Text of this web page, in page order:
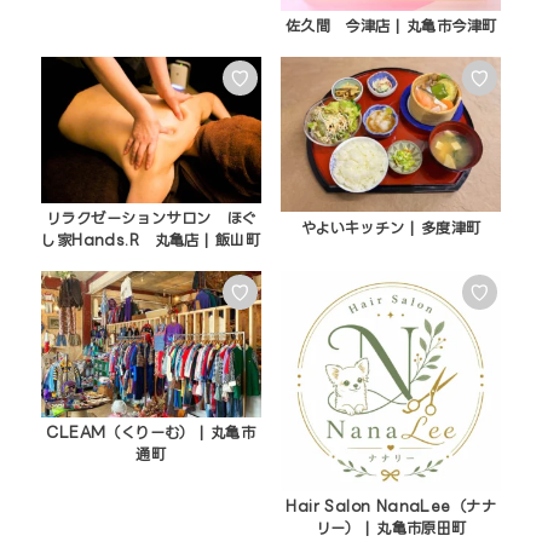
佐久間 今津店 | 丸亀市今津町
♡
リラクゼーションサロン ほぐ
し家Hands.R 丸亀店 | 飯山町
♡
やよいキッチン | 多度津町
♡
CLEAM（くりーむ） | 丸亀市
通町
♡
Hair Salon NanaLee（ナナ
リー） | 丸亀市原田町